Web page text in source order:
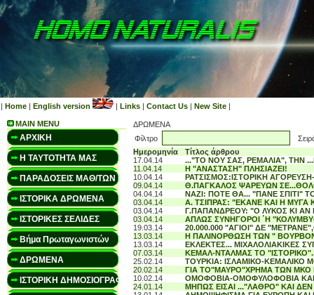
| Home | English version | Links | Contact Us | New Site |
MAIN MENU
ΑΡΧΙΚΗ
Η ΤΑΥΤΟΤΗΤΑ ΜΑΣ
ΠΑΡΑΔΟΣΕΙΣ ΜΑΘ/ΤΩΝ
ΙΣΤΟΡΙΚΑ ΔΡΩΜΕΝΑ
ΙΣΤΟΡΙΚΕΣ ΣΕΛΙΔΕΣ
Βήμα Πρωταγωνιστών
ΔΡΩΜΕΝΑ
ΙΣΤΟΡΙΚΗ ΔΗΜΟΣΙΟΓΡΑΦΙΑ
ΔΡΩΜΕΝΑ
Φίλτρο
Ημερομηνία
Τίτλος άρθρου
17.04.14
..."ΤΟ ΝΟΥ ΣΑΣ, ΡΕΜΑΛΙΑ", ΤΗΝ
11.04.14
Η "ΑΝΑΣΤΑΣΗ" ΠΛΗΣΙΑΖΕΙ!
10.04.14
ΡΑΤΣΙΣΜΟΣ:ΙΣΤΟΡΙΚΗ
09.04.14
Θ.ΠΑΓΚΑΛΟΣ ΨΑΡΕΥΩΝ
04.04.14
ΝΑΖΙ: ΠΟΤΕ ΘΑ... "ΠΑΝΕ ΣΠΙΤΙ"
03.04.14
Α. ΤΣΙΠΡΑΣ: "ΕΚΑΝΕ ΚΑΙ Η ΜΥΓΑ
03.04.14
Γ.ΠΑΠΑΝΔΡΕΟΥ: "Ο ΛΥΚΟΣ ΚΙ ΑΝ
03.04.14
ΑΠΛΩΣ ΣΥΝΗΓΟΡΟΙ ΄Η
19.03.14
20.000.000 "ΑΓΙΟΙ" ΔΕ
13.03.14
Η ΠΑΛΙΝΟΡΘΩΣΗ ΤΩΝ "
13.03.14
ΕΚΛΕΚΤΕΣ... ΜΙΧΑΛΟΛΙΑΚΙΚΕΣ
07.03.14
ΚΕΜΑΛ-ΝΤΑΛΜΑΣ ΤΟ
25.02.14
ΤΟΥΡΚΙΑ: ΙΣΛΑΜΙΚΟ-ΚΕΜΑΛΙΚΟ
20.02.14
ΓΙΑ ΤΟ"ΜΑΥΡΟ"ΧΡΗΜΑ ΤΩΝ ΜΚΟ
10.02.14
ΟΜΟΦΟΒΙΑ-ΟΜΟΦΥΛΟΦΟΒΙΑ ΚΑΙ
24.01.14
ΜΗΠΩΣ ΕΙΣΑΙ ..."ΛΑΘΡΟ" ΚΑΙ ΔΕΝ